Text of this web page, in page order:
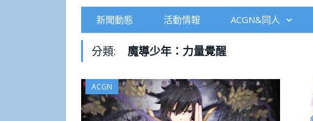
新聞動態 活動情報 ACGN&同人
分類: 魔導少年：力量覺醒
ACGN